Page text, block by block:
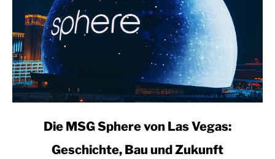
Die MSG Sphere von Las Vegas:
Geschichte, Bau und Zukunft